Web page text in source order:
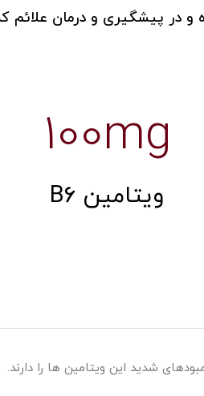
در پیشگیری و درمان علائم
100mg
ویتامین B6